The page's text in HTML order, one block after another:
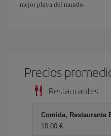
mejor playa del mundo.
Precios
Restaurantes
Comida, Restaurante
10,00 €